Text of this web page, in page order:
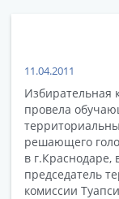
Документы
11.04.2011
Избирательная
провела
решающего
в г.Краснодаре,
председатель
комиссии